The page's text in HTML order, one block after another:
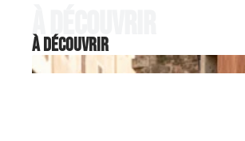
À découvrir
À découvrir